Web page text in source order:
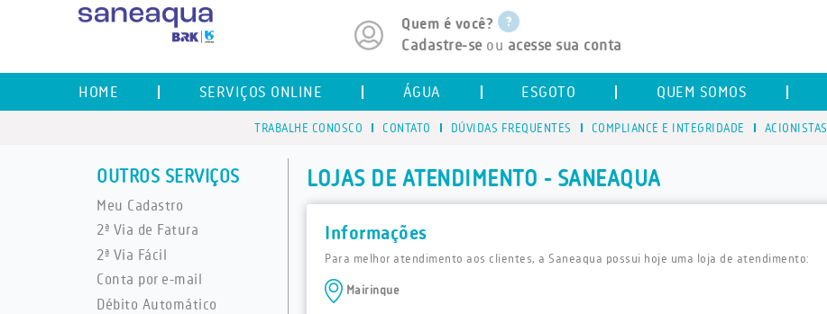
Quem é você?
Cadastre-seou acesse sua conta
HOME SERVIÇOS ONLINE ÁGUA ESGOTO QUEM SOMOS
TRABALHE CONOSCO CONTATO DÚVIDAS FREQUENTES COMPLIANCE E INTEGRIDADE ACIONISTAS
OUTROS SERVIÇOS
Meu Cadastro
2ª Via de Fatura
2ª Via Fácil
Conta por e-mail
Débito Automático
LOJAS DE ATENDIMENTO - SANEAQUA
Informações
Para melhor atendimento aos clientes, a Saneaqua possui hoje uma loja de atendimento:
Mairinque